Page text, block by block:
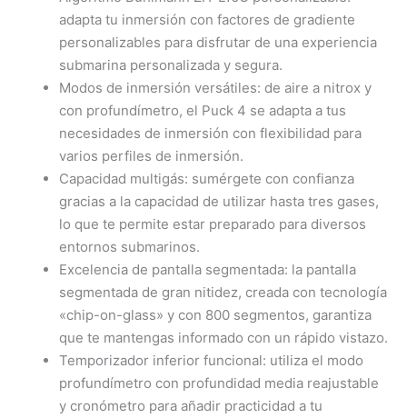
adapta tu inmersión con factores de gradiente
personalizables para disfrutar de una experiencia
submarina personalizada y segura.
Modos de inmersión versátiles: de aire a nitrox y
con profundímetro, el Puck 4 se adapta a tus
necesidades de inmersión con flexibilidad para
varios perfiles de inmersión.
Capacidad multigás: sumérgete con confianza
gracias a la capacidad de utilizar hasta tres gases,
lo que te permite estar preparado para diversos
entornos submarinos.
Excelencia de pantalla segmentada: la pantalla
segmentada de gran nitidez, creada con tecnología
«chip-on-glass» y con 800 segmentos, garantiza
que te mantengas informado con un rápido vistazo.
Temporizador inferior funcional: utiliza el modo
profundímetro con profundidad media reajustable
y cronómetro para añadir practicidad a tu